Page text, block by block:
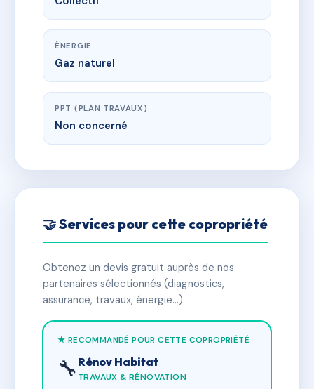
ÉNERGIE
Gaz naturel
PPT (PLAN TRAVAUX)
Non concerné
🤝 Services pour cette copropriété
Obtenez un devis gratuit auprès de nos
partenaires sélectionnés (diagnostics,
assurance, travaux, énergie…).
★ RECOMMANDÉ POUR CETTE COPROPRIÉTÉ
🔧 Rénov Habitat
TRAVAUX & RÉNOVATION